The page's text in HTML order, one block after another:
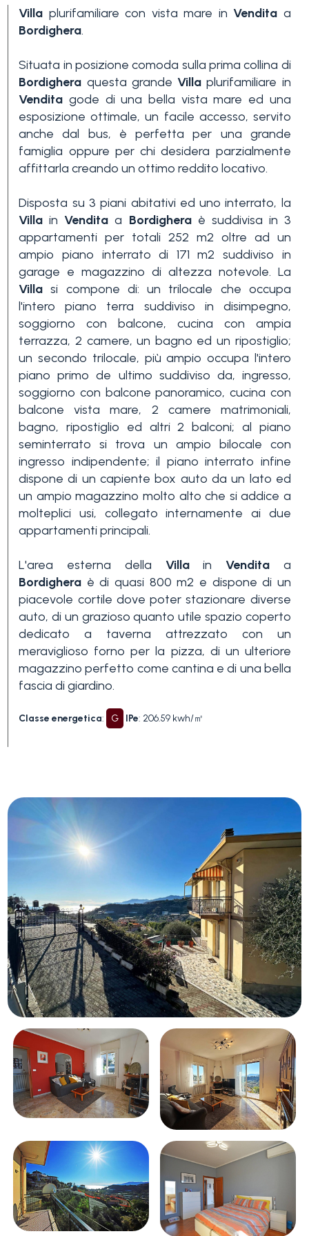
Villa plurifamiliare con vista mare in Vendita a
Bordighera.
Situata in posizione comoda sulla prima collina di
Bordighera questa grande Villa plurifamiliare in
Vendita gode di una bella vista mare ed una
esposizione ottimale, un facile accesso, servito
anche dal bus, è perfetta per una grande
famiglia oppure per chi desidera parzialmente
affittarla creando un ottimo reddito locativo.
Disposta su 3 piani abitativi ed uno interrato, la
Villa in Vendita a Bordigheraè suddivisa in 3
appartamenti per totali 252 m2 oltre ad un
ampio piano interrato di 171 m2 suddiviso in
garage e magazzino di altezza notevole. La
Villa si compone di: un trilocale che occupa
l'intero piano terra suddiviso in disimpegno,
soggiorno con balcone, cucina con ampia
terrazza, 2 camere, un bagno ed un ripostiglio;
un secondo trilocale, più ampio occupa l'intero
piano primo de ultimo suddiviso da, ingresso,
soggiorno con balcone panoramico, cucina con
balcone vista mare, 2 camere matrimoniali,
bagno, ripostiglio ed altri 2 balconi; al piano
seminterrato si trova un ampio bilocale con
ingresso indipendente; il piano interrato infine
dispone di un capiente box auto da un lato ed
un ampio magazzino molto alto che si addice a
molteplici usi, collegato internamente ai due
appartamenti principali.
L'area esterna della Villain Vendita a
Bordighera è di quasi 800 m2 e dispone di un
piacevole cortile dove poter stazionare diverse
auto, di un grazioso quanto utile spazio coperto
dedicato a taverna attrezzato con un
meraviglioso forno per la pizza, di un ulteriore
magazzino perfetto come cantina e di una bella
fascia di giardino.
Classe energetica: G IPe: 206.59 kwh/㎡
Camere
minime
2
3+
Altre
opzioni
-
multiscelta
Giardino
Balcone/Terrazzo
Ascensore
Piscina
Vista mare